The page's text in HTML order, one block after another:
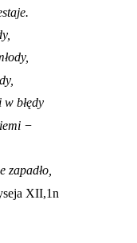
błędy
−
zapadło,
XII,1n